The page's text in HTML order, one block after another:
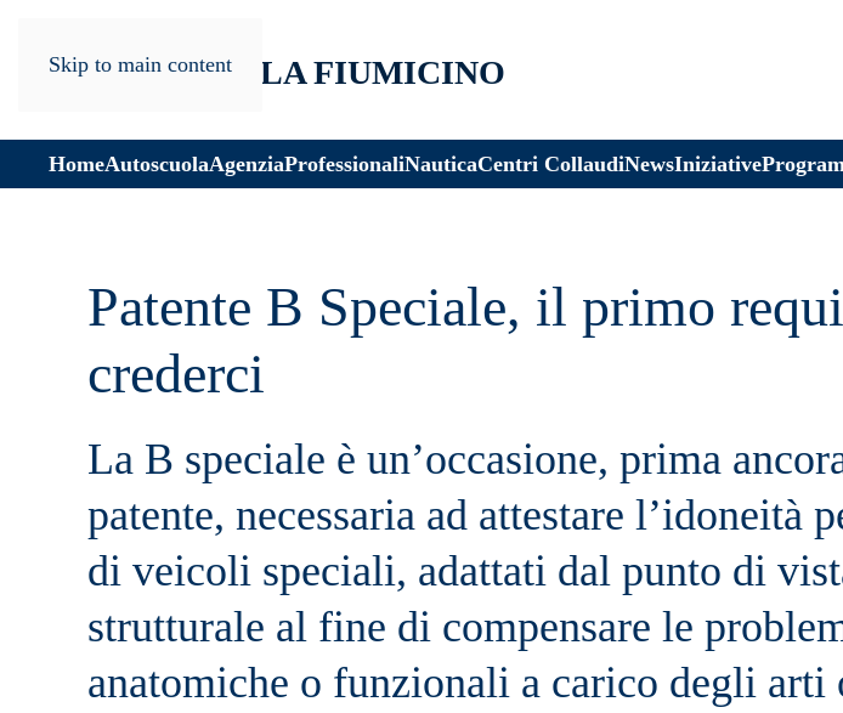
Skip to main content
HomeAutoscuolaAgenziaProfessionaliNauticaCentri CollaudiNewsIniziative
Patente B Speciale, il primo
crederci
La B speciale è un’occasione, prima
patente, necessaria ad attestare l’idoneità
di veicoli speciali, adattati dal punto di
strutturale al fine di compensare le
anatomiche o funzionali a carico degli arti